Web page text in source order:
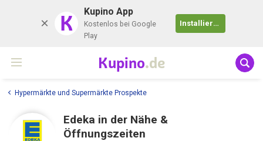
K Kupino App
Kostenlos bei Google
Play
Installieren
Kupino.de
Hypermärkte und Supermärkte Prospekte
Edeka in der Nähe &
Öffnungszeiten